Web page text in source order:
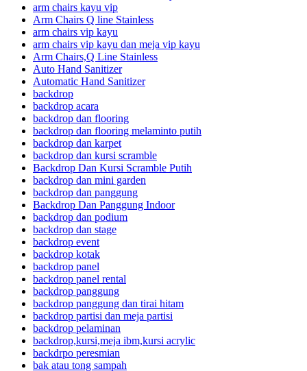
arm chairs kayu vip
Arm Chairs Q line Stainless
arm chairs vip kayu
arm chairs vip kayu dan meja vip kayu
Arm Chairs,Q Line Stainless
Auto Hand Sanitizer
Automatic Hand Sanitizer
backdrop
backdrop acara
backdrop dan flooring
backdrop dan flooring melaminto putih
backdrop dan karpet
backdrop dan kursi scramble
Backdrop Dan Kursi Scramble Putih
backdrop dan mini garden
backdrop dan panggung
Backdrop Dan Panggung Indoor
backdrop dan podium
backdrop dan stage
backdrop event
backdrop kotak
backdrop panel
backdrop panel rental
backdrop panggung
backdrop panggung dan tirai hitam
backdrop partisi dan meja partisi
backdrop pelaminan
backdrop,kursi,meja ibm,kursi acrylic
backdrpo peresmian
bak atau tong sampah